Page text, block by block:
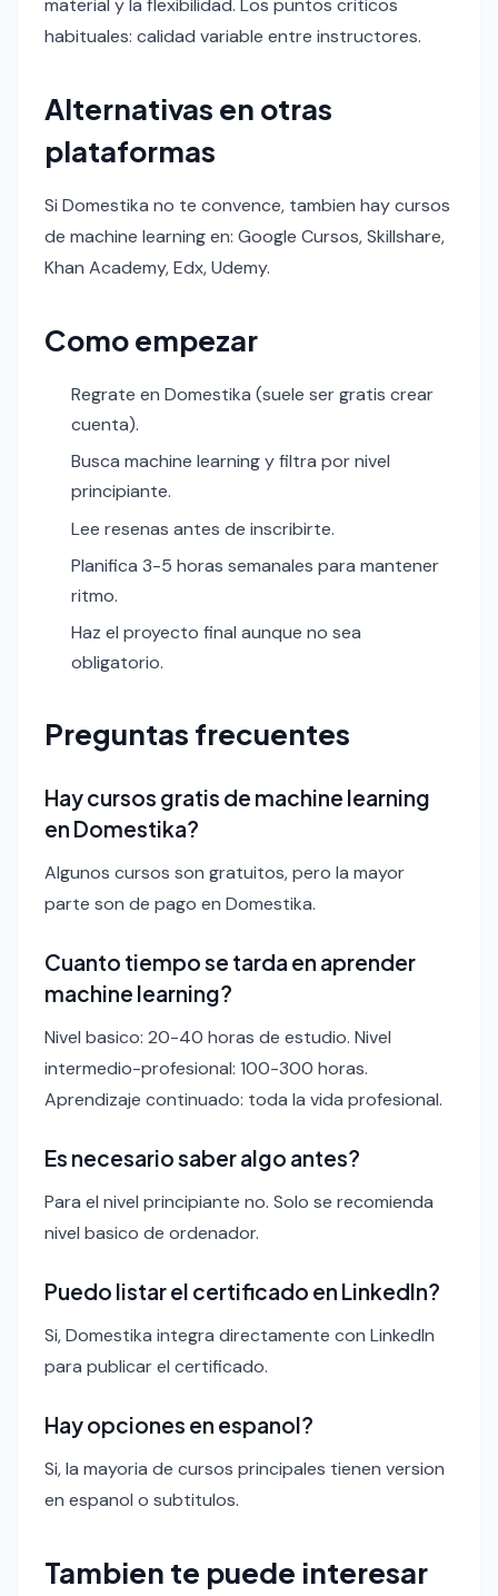
material y la flexibilidad. Los puntos criticos
habituales: calidad variable entre instructores.
Alternativas en otras
plataformas
Si Domestika no te convence, tambien hay cursos
de machine learning en: Google Cursos, Skillshare,
Khan Academy, Edx, Udemy.
Como empezar
Regrate en Domestika (suele ser gratis crear
cuenta).
Busca machine learning y filtra por nivel
principiante.
Lee resenas antes de inscribirte.
Planifica 3-5 horas semanales para mantener
ritmo.
Haz el proyecto final aunque no sea
obligatorio.
Preguntas frecuentes
Hay cursos gratis de machine learning
en Domestika?
Algunos cursos son gratuitos, pero la mayor
parte son de pago en Domestika.
Cuanto tiempo se tarda en aprender
machine learning?
Nivel basico: 20-40 horas de estudio. Nivel
intermedio-profesional: 100-300 horas.
Aprendizaje continuado: toda la vida profesional.
Es necesario saber algo antes?
Para el nivel principiante no. Solo se recomienda
nivel basico de ordenador.
Puedo listar el certificado en LinkedIn?
Si, Domestika integra directamente con LinkedIn
para publicar el certificado.
Hay opciones en espanol?
Si, la mayoria de cursos principales tienen version
en espanol o subtitulos.
Tambien te puede interesar